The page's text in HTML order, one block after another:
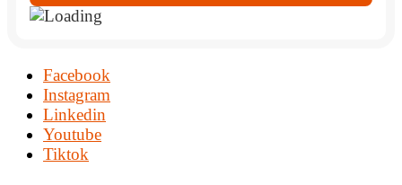
Facebook
Instagram
Linkedin
Youtube
Tiktok